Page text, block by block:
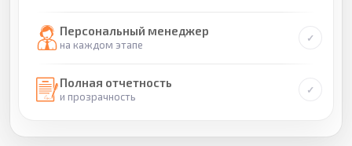
Персональный менеджер
на каждом этапе
Полная отчетность
и прозрачность